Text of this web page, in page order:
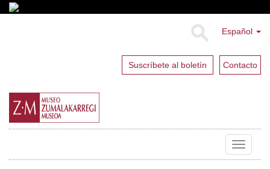
Español
Suscríbete al boletín Contacto
Toggle